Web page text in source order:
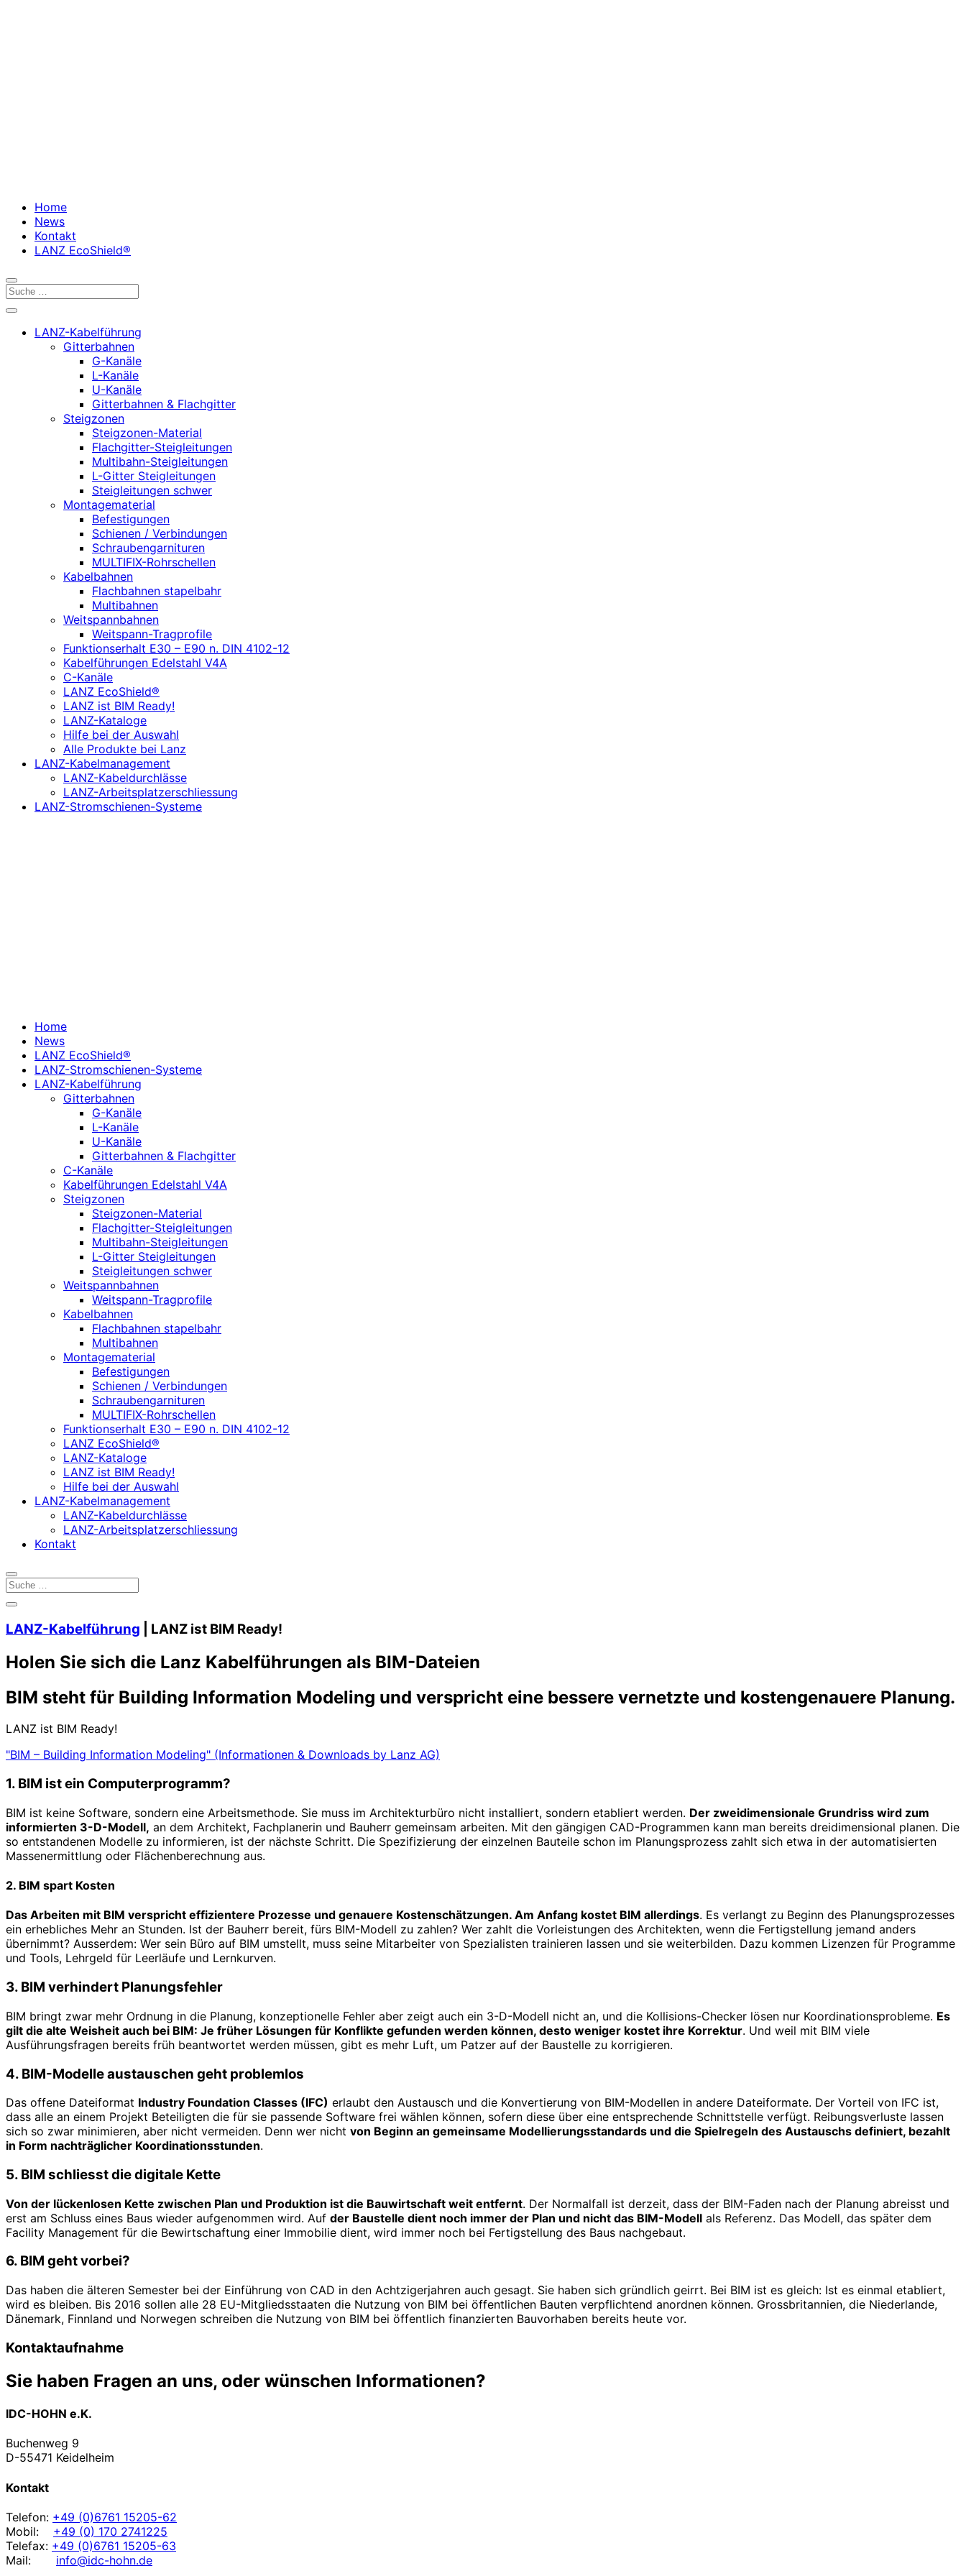
Home
News
Kontakt
LANZ EcoShield®
LANZ-Kabelführung
Gitterbahnen
G-Kanäle
L-Kanäle
U-Kanäle
Gitterbahnen & Flachgitter
Steigzonen
Steigzonen-Material
Flachgitter-Steigleitungen
Multibahn-Steigleitungen
L-Gitter Steigleitungen
Steigleitungen schwer
Montagematerial
Befestigungen
Schienen / Verbindungen
Schraubengarnituren
MULTIFIX-Rohrschellen
Kabelbahnen
Flachbahnen stapelbahr
Multibahnen
Weitspannbahnen
Weitspann-Tragprofile
Funktionserhalt E30 – E90 n. DIN 4102-12
Kabelführungen Edelstahl V4A
C-Kanäle
LANZ EcoShield®
LANZ ist BIM Ready!
LANZ-Kataloge
Hilfe bei der Auswahl
Alle Produkte bei Lanz
LANZ-Kabelmanagement
LANZ-Kabeldurchlässe
LANZ-Arbeitsplatzerschliessung
LANZ-Stromschienen-Systeme
Home
News
LANZ EcoShield®
LANZ-Stromschienen-Systeme
LANZ-Kabelführung
Gitterbahnen
G-Kanäle
L-Kanäle
U-Kanäle
Gitterbahnen & Flachgitter
C-Kanäle
Kabelführungen Edelstahl V4A
Steigzonen
Steigzonen-Material
Flachgitter-Steigleitungen
Multibahn-Steigleitungen
L-Gitter Steigleitungen
Steigleitungen schwer
Weitspannbahnen
Weitspann-Tragprofile
Kabelbahnen
Flachbahnen stapelbahr
Multibahnen
Montagematerial
Befestigungen
Schienen / Verbindungen
Schraubengarnituren
MULTIFIX-Rohrschellen
Funktionserhalt E30 – E90 n. DIN 4102-12
LANZ EcoShield®
LANZ-Kataloge
LANZ ist BIM Ready!
Hilfe bei der Auswahl
LANZ-Kabelmanagement
LANZ-Kabeldurchlässe
LANZ-Arbeitsplatzerschliessung
Kontakt
LANZ-Kabelführung | LANZ ist BIM Ready!
Holen Sie sich die Lanz Kabelführungen als BIM-Dateien
BIM steht für Building Information Modeling und verspricht eine bessere vernetzte und kostengenauere Planung.
LANZ ist BIM Ready!
"BIM – Building Information Modeling" (Informationen & Downloads by Lanz AG)
1. BIM ist ein Computerprogramm?
BIM ist keine Software, sondern eine Arbeitsmethode. Sie muss im Architekturbüro nicht installiert, sondern etabliert werden. Der zweidimensionale Grundriss wird zum
informierten 3-D-Modell, an dem Architekt, Fachplanerin und Bauherr gemeinsam arbeiten. Mit den gängigen CAD-Programmen kann man bereits dreidimensional planen. Die
so entstandenen Modelle zu informieren, ist der nächste Schritt. Die Spezifizierung der einzelnen Bauteile schon im Planungsprozess zahlt sich etwa in der automatisierten
Massenermittlung oder Flächenberechnung aus.
2. BIM spart Kosten
Das Arbeiten mit BIM verspricht effizientere Prozesse und genauere Kostenschätzungen. Am Anfang kostet BIM allerdings. Es verlangt zu Beginn des Planungsprozesses
ein erhebliches Mehr an Stunden. Ist der Bauherr bereit, fürs BIM-Modell zu zahlen? Wer zahlt die Vorleistungen des Architekten, wenn die Fertigstellung jemand anders
übernimmt? Ausserdem: Wer sein Büro auf BIM umstellt, muss seine Mitarbeiter von Spezialisten trainieren lassen und sie weiterbilden. Dazu kommen Lizenzen für Programme
und Tools, Lehrgeld für Leerläufe und Lernkurven.
3. BIM verhindert Planungsfehler
BIM bringt zwar mehr Ordnung in die Planung, konzeptionelle Fehler aber zeigt auch ein 3-D-Modell nicht an, und die Kollisions-Checker lösen nur Koordinationsprobleme. Es
gilt die alte Weisheit auch bei BIM: Je früher Lösungen für Konflikte gefunden werden können, desto weniger kostet ihre Korrektur. Und weil mit BIM viele
Ausführungsfragen bereits früh beantwortet werden müssen, gibt es mehr Luft, um Patzer auf der Baustelle zu korrigieren.
4. BIM-Modelle austauschen geht problemlos
Das offene Dateiformat Industry Foundation Classes (IFC) erlaubt den Austausch und die Konvertierung von BIM-Modellen in andere Dateiformate. Der Vorteil von IFC ist,
dass alle an einem Projekt Beteiligten die für sie passende Software frei wählen können, sofern diese über eine entsprechende Schnittstelle verfügt. Reibungsverluste lassen
sich so zwar minimieren, aber nicht vermeiden. Denn wer nicht von Beginn an gemeinsame Modellierungsstandards und die Spielregeln des Austauschs definiert, bezahlt
in Form nachträglicher Koordinationsstunden.
5. BIM schliesst die digitale Kette
Von der lückenlosen Kette zwischen Plan und Produktion ist die Bauwirtschaft weit entfernt. Der Normalfall ist derzeit, dass der BIM-Faden nach der Planung abreisst und
erst am Schluss eines Baus wieder aufgenommen wird. Auf der Baustelle dient noch immer der Plan und nicht das BIM-Modell als Referenz. Das Modell, das später dem
Facility Management für die Bewirtschaftung einer Immobilie dient, wird immer noch bei Fertigstellung des Baus nachgebaut.
6. BIM geht vorbei?
Das haben die älteren Semester bei der Einführung von CAD in den Achtzigerjahren auch gesagt. Sie haben sich gründlich geirrt. Bei BIM ist es gleich: Ist es einmal etabliert,
wird es bleiben. Bis 2016 sollen alle 28 EU-Mitgliedsstaaten die Nutzung von BIM bei öffentlichen Bauten verpflichtend anordnen können. Grossbritannien, die Niederlande,
Dänemark, Finnland und Norwegen schreiben die Nutzung von BIM bei öffentlich finanzierten Bauvorhaben bereits heute vor.
Kontaktaufnahme
Sie haben Fragen an uns, oder wünschen Informationen?
IDC-HOHN e.K.
Buchenweg 9
D-55471 Keidelheim
Kontakt
Telefon: +49 (0)6761 15205-62
Mobil: +49 (0) 170 2741225
Telefax: +49 (0)6761 15205-63
Mail: info@idc-hohn.de